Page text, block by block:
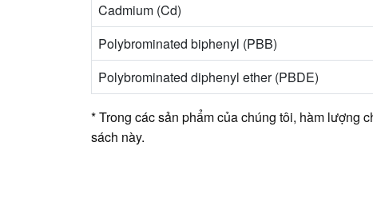
Cadmium (Cd)
Polybrominated biphenyl (PBB)
Polybrominated diphenyl ether (PBDE)
* Trong các sản phẩm của chúng tôi, hàm lượng
sách này.